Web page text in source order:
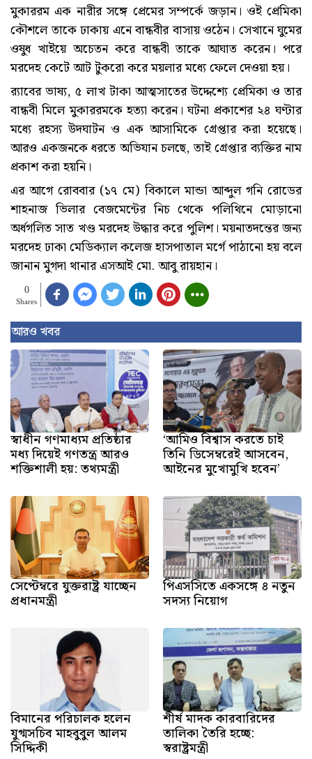
মুকাররম এক নারীর সঙ্গে প্রেমের সম্পর্কে জড়ান। ওই প্রেমিকা
কৌশলে তাকে ঢাকায় এনে বান্ধবীর বাসায় ওঠেন। সেখানে ঘুমের
ওষুধ খাইয়ে অচেতন করে বান্ধবী তাকে আঘাত করেন। পরে
মরদেহ কেটে আট টুকরো করে ময়লার মধ্যে ফেলে দেওয়া হয়।
র‌্যাবের ভাষ্য, ৫ লাখ টাকা আত্মসাতের উদ্দেশ্যে প্রেমিকা ও তার
বান্ধবী মিলে মুকাররমকে হত্যা করেন। ঘটনা প্রকাশের ২৪ ঘণ্টার
মধ্যে রহস্য উদঘাটন ও এক আসামিকে গ্রেপ্তার করা হয়েছে।
আরও একজনকে ধরতে অভিযান চলছে, তাই গ্রেপ্তার ব্যক্তির নাম
প্রকাশ করা হয়নি।
এর আগে রোববার (১৭ মে) বিকালে মান্ডা আব্দুল গনি রোডের
শাহনাজ ভিলার বেজমেন্টের নিচ থেকে পলিথিনে মোড়ানো
অর্ধগলিত সাত খণ্ড মরদেহ উদ্ধার করে পুলিশ। ময়নাতদন্তের জন্য
মরদেহ ঢাকা মেডিক্যাল কলেজ হাসপাতাল মর্গে পাঠানো হয় বলে
জানান মুগদা থানার এসআই মো. আবু রায়হান।
0
Shares
আরও খবর
স্বাধীন গণমাধ্যম প্রতিষ্ঠার
মধ্য দিয়েই গণতন্ত্র আরও
শক্তিশালী হয়: তথ্যমন্ত্রী
‘আমিও বিশ্বাস করতে চাই
তিনি ডিসেম্বরেই আসবেন,
আইনের মুখোমুখি হবেন’
সেপ্টেম্বরে যুক্তরাষ্ট্র যাচ্ছেন
প্রধানমন্ত্রী
পিএসসিতে একসঙ্গে ৪ নতুন
সদস্য নিয়োগ
বিমানের পরিচালক হলেন
যুগ্মসচিব মাহবুবুল আলম
সিদ্দিকী
শীর্ষ মাদক কারবারিদের
তালিকা তৈরি হচ্ছে:
স্বরাষ্ট্রমন্ত্রী